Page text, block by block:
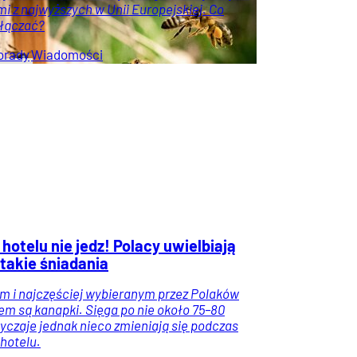
z najwyższych w Unii Europejskiej. Co
Wiadomości
hotelu nie jedz! Polacy uwielbiają
śniadania
i najczęściej wybieranym przez Polaków
są kanapki. Sięga po nie około 75–80
jednak nieco zmieniają się podczas